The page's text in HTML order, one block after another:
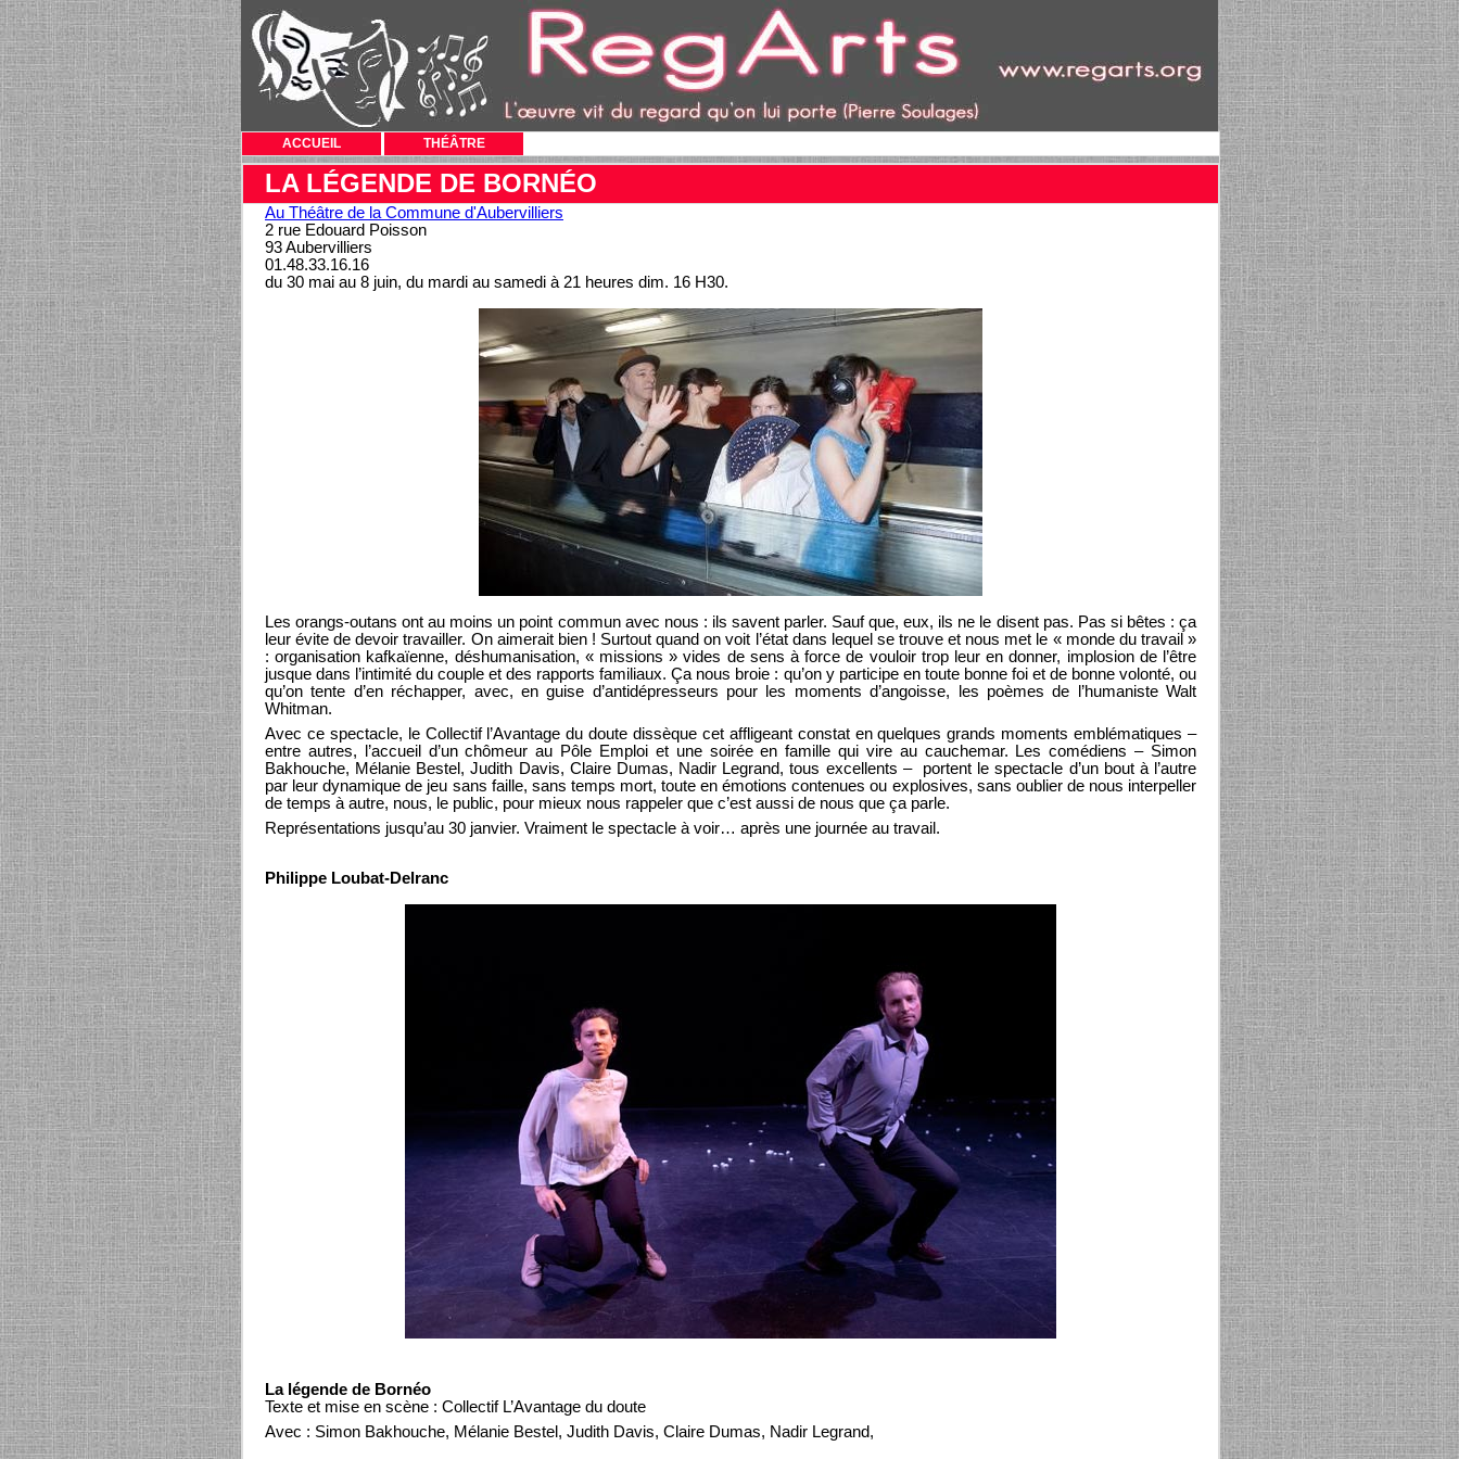
ACCUEIL THÉÂTRE
LA LÉGENDE DE BORNÉO
Au Théâtre de la Commune d'Aubervilliers
2 rue Edouard Poisson
93 Aubervilliers
01.48.33.16.16
du 30 mai au 8 juin, du mardi au samedi à 21 heures dim. 16 H30.
Les orangs-outans ont au moins un point commun avec nous : ils savent parler. Sauf que, eux, ils ne le disent pas. Pas si bêtes : ça
leur évite de devoir travailler. On aimerait bien ! Surtout quand on voit l’état dans lequel se trouve et nous met le « monde du travail »
: organisation kafkaïenne, déshumanisation, « missions » vides de sens à force de vouloir trop leur en donner, implosion de l’être
jusque dans l’intimité du couple et des rapports familiaux. Ça nous broie : qu’on y participe en toute bonne foi et de bonne volonté, ou
qu’on tente d’en réchapper, avec, en guise d’antidépresseurs pour les moments d’angoisse, les poèmes de l’humaniste Walt
Whitman.
Avec ce spectacle, le Collectif l’Avantage du doute dissèque cet affligeant constat en quelques grands moments emblématiques –
entre autres, l’accueil d’un chômeur au Pôle Emploi et une soirée en famille qui vire au cauchemar. Les comédiens – Simon
Bakhouche, Mélanie Bestel, Judith Davis, Claire Dumas, Nadir Legrand, tous excellents – portent le spectacle d’un bout à l’autre
par leur dynamique de jeu sans faille, sans temps mort, toute en émotions contenues ou explosives, sans oublier de nous interpeller
de temps à autre, nous, le public, pour mieux nous rappeler que c’est aussi de nous que ça parle.
Représentations jusqu’au 30 janvier. Vraiment le spectacle à voir… après une journée au travail.
Philippe Loubat-Delranc
La légende de Bornéo
Texte et mise en scène : Collectif L’Avantage du doute
Avec : Simon Bakhouche, Mélanie Bestel, Judith Davis, Claire Dumas, Nadir Legrand,